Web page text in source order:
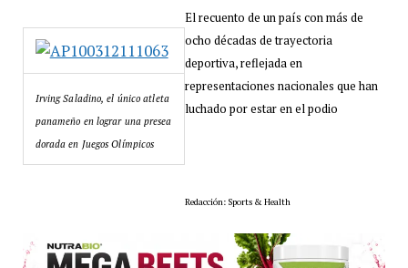
Irving Saladino, el único atleta
panameño en lograr una presea
dorada en Juegos Olímpicos
El recuento de un país con más de
ocho décadas de trayectoria
deportiva, reflejada en
representaciones nacionales que han
luchado por estar en el podio
Redacción: Sports & Health